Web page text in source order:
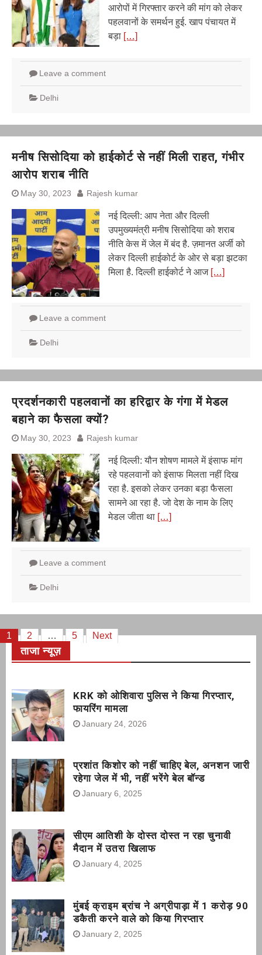
आरोपों में गिरफ्तार करने की मांग को लेकर
पहलवानों के समर्थन हुई. खाप पंचायत में
बड़ा […]
Leave a comment
Delhi
मनीष सिसोदिया को हाईकोर्ट से नहीं मिली राहत, गंभीर
आरोप शराब नीति
May 30, 2023 Rajesh kumar
नई दिल्ली: आप नेता और दिल्ली
उपमुख्यमंत्री मनीष सिसोदिया को शराब
नीति केस में जेल में बंद है. ज़मानत अर्जी को
लेकर दिल्ली हाईकोर्ट के ओर से बड़ा झटका
मिला है. दिल्ली हाईकोर्ट ने आज […]
Leave a comment
Delhi
प्रदर्शनकारी पहलवानों का हरिद्वार के गंगा में मेडल
बहाने का फैसला क्यों?
May 30, 2023 Rajesh kumar
नई दिल्ली: यौन शोषण मामले में इंसाफ मांग
रहे पहलवानों को इंसाफ मिलता नहीं दिख
रहा है. इसको लेकर उनका बड़ा फैसला
सामने आ रहा है. जो देश के नाम के लिए
मेडल जीता था […]
Leave a comment
Delhi
Posts
pagination
1 2 … 5 Next
ताजा न्यूज़
KRK को ओशिवारा पुलिस ने किया गिरप्तार,
फायरिंग मामला
January 24, 2026
प्रशांत किशोर को नहीं चाहिए बेल, अनशन जारी
रहेगा जेल में भी, नहीं भरेंगे बेल बॉन्ड
January 6, 2025
सीएम आतिशी के दोस्त दोस्त न रहा चुनावी
मैदान में उतरा खिलाफ
January 4, 2025
मुंबई क्राइम ब्रांच ने अग्रीपाड़ा में 1 करोड़ 90
डकैती करने वाले को किया गिरप्तार
January 2, 2025